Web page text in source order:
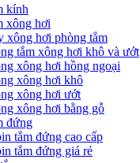
kính
xông hơi
xông hơi phòng tắm
tắm xông hơi khô và ướt
xông hơi hồng ngoại
xông hơi khô
xông hơi ướt
xông hơi bằng gỗ
đứng
tắm đứng cao cấp
tắm đứng giá rẻ